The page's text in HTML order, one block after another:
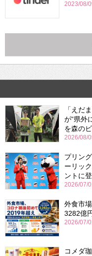
2023/08/
「えだ
が“県外
を森の
2026/08/
プリン
ーリッ
ントに
2026/07/
外食市
3282億
2026/07/
コメダ